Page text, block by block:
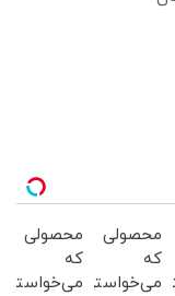
محصولی
که
می‌خواستی
محصولی
که
می‌خواستی